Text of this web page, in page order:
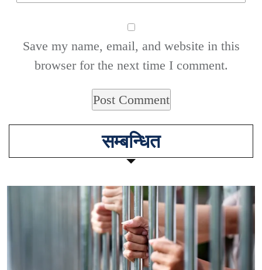
Save my name, email, and website in this
browser for the next time I comment.
सम्बन्धित